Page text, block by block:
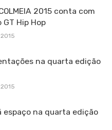
2015 conta com
Hip Hop
na quarta edição
na quarta edição